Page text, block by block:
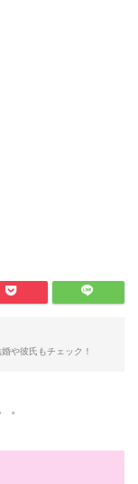
や彼氏もチェック！